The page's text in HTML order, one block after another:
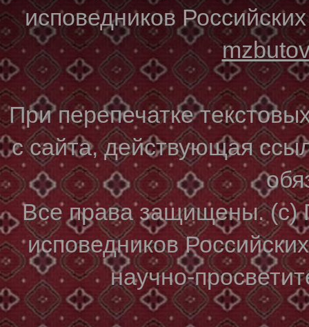
исповедников
При перепечатке
с сайта, действующая
Все права защищены. (с)
исповедников
научно-